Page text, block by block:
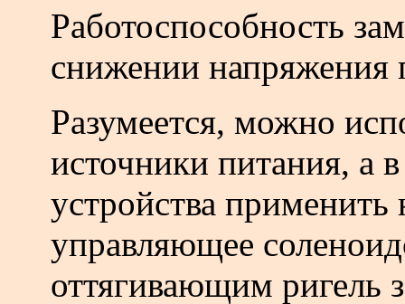
Работоспособность
снижении напряжения
Разумеется, можно
источники питания, а
устройства применить
управляющее
оттягивающим ригель